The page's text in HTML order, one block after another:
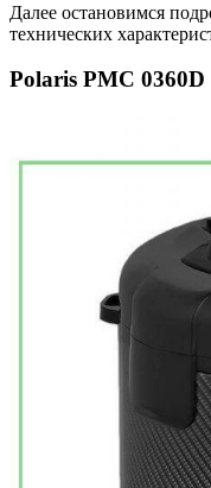
Далее остановимся
технических
Polaris PMC 0360D